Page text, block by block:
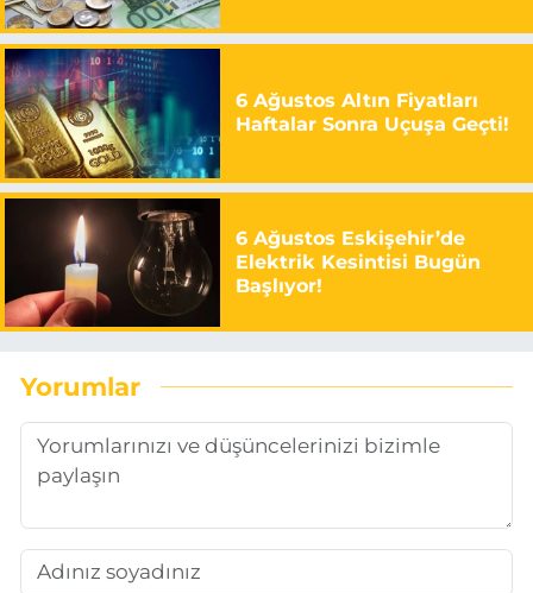
6 Ağustos Altın Fiyatları
Haftalar Sonra Uçuşa Geçti!
6 Ağustos Eskişehir’de
Elektrik Kesintisi Bugün
Başlıyor!
Yorumlar